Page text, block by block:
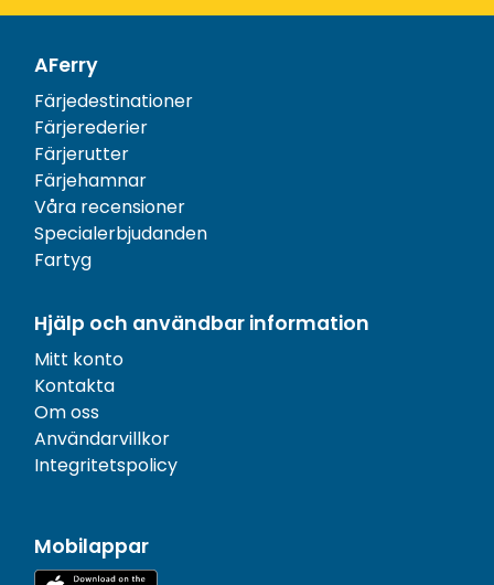
AFerry
Färjedestinationer
Färjerederier
Färjerutter
Färjehamnar
Våra recensioner
Specialerbjudanden
Fartyg
Hjälp och användbar information
Mitt konto
Kontakta
Om oss
Användarvillkor
Integritetspolicy
Mobilappar